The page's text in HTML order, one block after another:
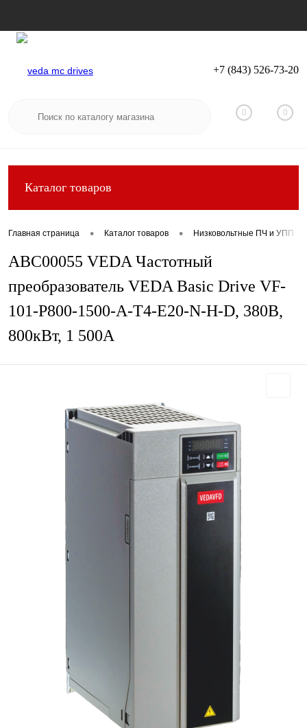
Вход Регистрация
+7 (843) 526-73-20
0 0
Каталог товаров
Главная страница • Каталог товаров • Низковольтные ПЧ и УПП
ABC00055 VEDA Частотный
преобразователь VEDA Basic Drive VF-
101-P800-1500-A-T4-E20-N-H-D, 380В,
800кВт, 1 500А